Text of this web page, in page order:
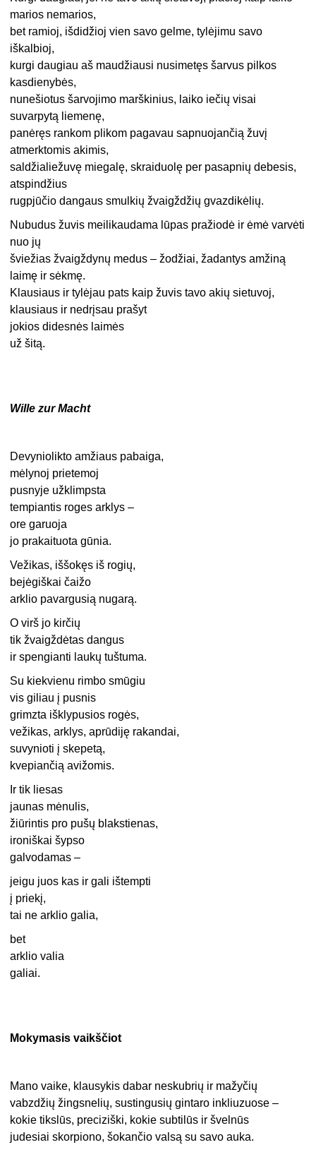
marios nemarios,
bet ramioj, išdidžioj vien savo gelme, tylėjimu savo
iškalbioj,
kurgi daugiau aš maudžiausi nusimetęs šarvus pilkos
kasdienybės,
nunešiotus šarvojimo marškinius, laiko iečių visai
suvarpytą liemenę,
panėręs rankom plikom pagavau sapnuojančią žuvį
atmerktomis akimis,
saldžialiežuvę miegalę, skraiduolę per pasapnių debesis,
atspindžius
rugpjūčio dangaus smulkių žvaigždžių gvazdikėlių.
Nubudus žuvis meilikaudama lūpas pražiodė ir ėmė varvėti
nuo jų
šviežias žvaigždynų medus – žodžiai, žadantys amžiną
laimę ir sėkmę.
Klausiaus ir tylėjau pats kaip žuvis tavo akių sietuvoj,
klausiaus ir nedrįsau prašyt
jokios didesnės laimės
už šitą.
Wille zur Macht
Devyniolikto amžiaus pabaiga,
mėlynoj prietemoj
pusnyje užklimpsta
tempiantis roges arklys –
ore garuoja
jo prakaituota gūnia.
Vežikas, iššokęs iš rogių,
bejėgiškai čaižo
arklio pavargusią nugarą.
O virš jo kirčių
tik žvaigždėtas dangus
ir spengianti laukų tuštuma.
Su kiekvienu rimbo smūgiu
vis giliau į pusnis
grimzta išklypusios rogės,
vežikas, arklys, aprūdiję rakandai,
suvynioti į skepetą,
kvepiančią avižomis.
Ir tik liesas
jaunas mėnulis,
žiūrintis pro pušų blakstienas,
ironiškai šypso
galvodamas –
jeigu juos kas ir gali ištempti
į priekį,
tai ne arklio galia,
bet
arklio valia
galiai.
Mokymasis vaikščiot
Mano vaike, klausykis dabar neskubrių ir mažyčių
vabzdžių žingsnelių, sustingusių gintaro inkliuzuose –
kokie tikslūs, preciziški, kokie subtilūs ir švelnūs
judesiai skorpiono, šokančio valsą su savo auka.